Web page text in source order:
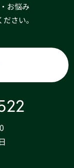
お悩み
さい。